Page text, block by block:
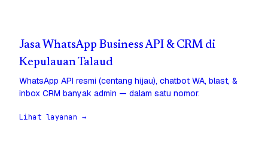
Jasa WhatsApp Business API & CRM di
Kepulauan Talaud
WhatsApp API resmi (centang hijau), chatbot WA, blast, &
inbox CRM banyak admin — dalam satu nomor.
Lihat layanan →